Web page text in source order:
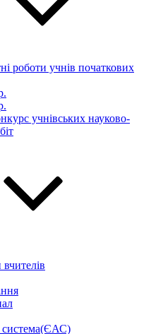
роботи учнів початкових
учнівських науково-
система(ЄАС)